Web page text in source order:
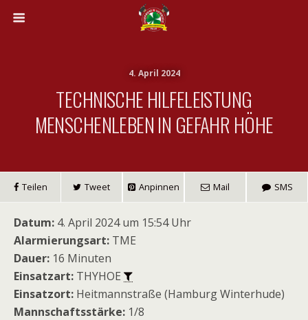
4. April 2024
TECHNISCHE HILFELEISTUNG
MENSCHENLEBEN IN GEFAHR HÖHE
Teilen Tweet Anpinnen Mail SMS
Datum: 4. April 2024 um 15:54 Uhr
Alarmierungsart: TME
Dauer: 16 Minuten
Einsatzart: THYHOE
Einsatzort: Heitmannstraße (Hamburg Winterhude)
Mannschaftsstärke: 1/8